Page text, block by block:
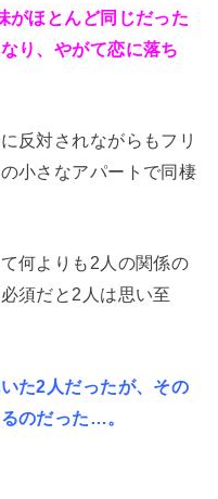
がほとんど同じだった
り、やがて恋に落ち
反対されながらもフリ
小さなアパートで同棲
何よりも2人の関係の
須だと2人は思い至
た2人だったが、その
のだった…。